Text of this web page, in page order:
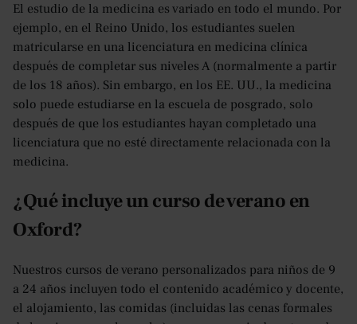
El estudio de la medicina es variado en todo el mundo. Por
ejemplo, en el Reino Unido, los estudiantes suelen
matricularse en una licenciatura en medicina clínica
después de completar sus niveles A (normalmente a partir
de los 18 años). Sin embargo, en los EE. UU., la medicina
solo puede estudiarse en la escuela de posgrado, solo
después de que los estudiantes hayan completado una
licenciatura que no esté directamente relacionada con la
medicina.
¿Qué incluye un curso de verano en
Oxford?
Nuestros cursos de verano personalizados para niños de 9
a 24 años incluyen todo el contenido académico y docente,
el alojamiento, las comidas (incluidas las cenas formales